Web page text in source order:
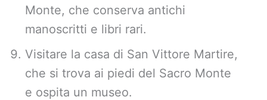
Monte, che conserva antichi
manoscritti e libri rari.
Visitare la casa di San Vittore Martire,
che si trova ai piedi del Sacro Monte
e ospita un museo.